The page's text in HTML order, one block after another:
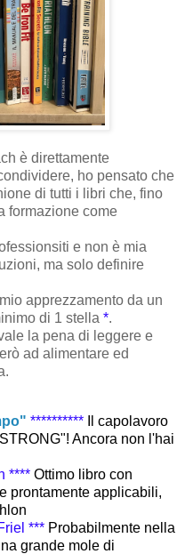
è direttamente
ho pensato che
di tutti i libri che, fino
formazione come
e non è mia
ma solo definire
apprezzamento da un
di 1 stella *.
la pena di leggere e
ad alimentare ed
**********
Il capolavoro
Ancora non l'hai
**** Ottimo libro con
prontamente applicabili,
*** Probabilmente nella
grande mole di